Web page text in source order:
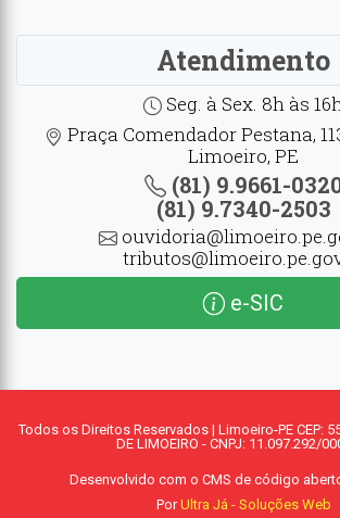
Atendimento
Seg. à Sex. 8h às
Praça Comendador Pestana,
Limoeiro, PE
(81) 9.9661-
(81) 9.7340-2503
e-SIC
Todos os Direitos Reservados | Limoeiro-PE CEP:
DE LIMOEIRO - CNPJ: 11.097.292/
Desenvolvido com o CMS de código
PorUltra Já - Soluções Web